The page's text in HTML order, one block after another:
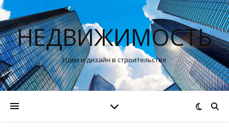
НЕДВИЖИМОСТЬ
Идеи и дизайн в строительстве